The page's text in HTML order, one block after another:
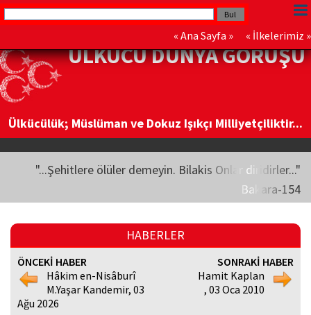
« Ana Sayfa » « İlkelerimiz »
ÜLKÜCÜ DÜNYA GÖRÜŞÜ
Ülkücülük; Müslüman ve Dokuz Işıkçı Milliyetçiliktir...
"...Şehitlere ölüler demeyin. Bilakis Onlar diridirler..."
Bakara-154
HABERLER
ÖNCEKİ HABER
Hâkim en-Nisâburî
M.Yaşar Kandemir, 03
Ağu 2026
SONRAKİ HABER
Hamit Kaplan
, 03 Oca 2010